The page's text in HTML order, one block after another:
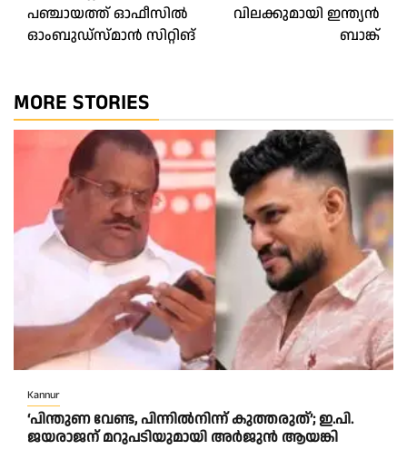
പഞ്ചായത്ത് ഓഫീസിൽ
ഓംബുഡ്‌സ്മാൻ സിറ്റിങ്
വിലക്കുമായി ഇന്ത്യന്‍
ബാങ്ക്
MORE STORIES
Kannur
‘പിന്തുണ വേണ്ട, പിന്നിൽനിന്ന് കുത്തരുത്’; ഇ.പി.
ജയരാജന് മറുപടിയുമായി അർജുൻ ആയങ്കി